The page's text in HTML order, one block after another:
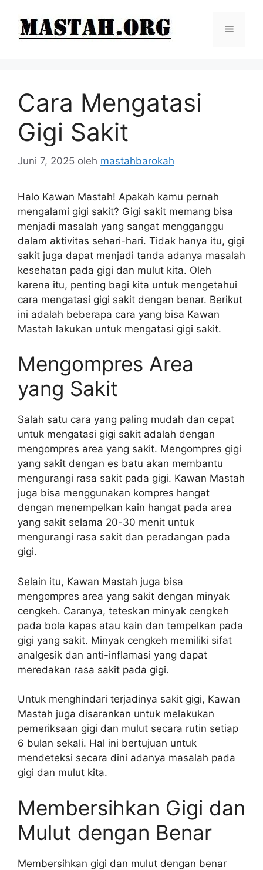
Menu
Cara Mengatasi
Gigi Sakit
Juni 7, 2025 oleh mastahbarokah
Halo Kawan Mastah! Apakah kamu pernah
mengalami gigi sakit? Gigi sakit memang bisa
menjadi masalah yang sangat mengganggu
dalam aktivitas sehari-hari. Tidak hanya itu, gigi
sakit juga dapat menjadi tanda adanya masalah
kesehatan pada gigi dan mulut kita. Oleh
karena itu, penting bagi kita untuk mengetahui
cara mengatasi gigi sakit dengan benar. Berikut
ini adalah beberapa cara yang bisa Kawan
Mastah lakukan untuk mengatasi gigi sakit.
Mengompres Area
yang Sakit
Salah satu cara yang paling mudah dan cepat
untuk mengatasi gigi sakit adalah dengan
mengompres area yang sakit. Mengompres gigi
yang sakit dengan es batu akan membantu
mengurangi rasa sakit pada gigi. Kawan Mastah
juga bisa menggunakan kompres hangat
dengan menempelkan kain hangat pada area
yang sakit selama 20-30 menit untuk
mengurangi rasa sakit dan peradangan pada
gigi.
Selain itu, Kawan Mastah juga bisa
mengompres area yang sakit dengan minyak
cengkeh. Caranya, teteskan minyak cengkeh
pada bola kapas atau kain dan tempelkan pada
gigi yang sakit. Minyak cengkeh memiliki sifat
analgesik dan anti-inflamasi yang dapat
meredakan rasa sakit pada gigi.
Untuk menghindari terjadinya sakit gigi, Kawan
Mastah juga disarankan untuk melakukan
pemeriksaan gigi dan mulut secara rutin setiap
6 bulan sekali. Hal ini bertujuan untuk
mendeteksi secara dini adanya masalah pada
gigi dan mulut kita.
Membersihkan Gigi dan
Mulut dengan Benar
Membersihkan gigi dan mulut dengan benar